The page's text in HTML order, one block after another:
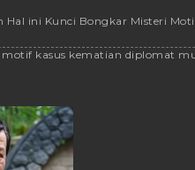
ini Kunci Bongkar Misteri
kasus kematian diplomat